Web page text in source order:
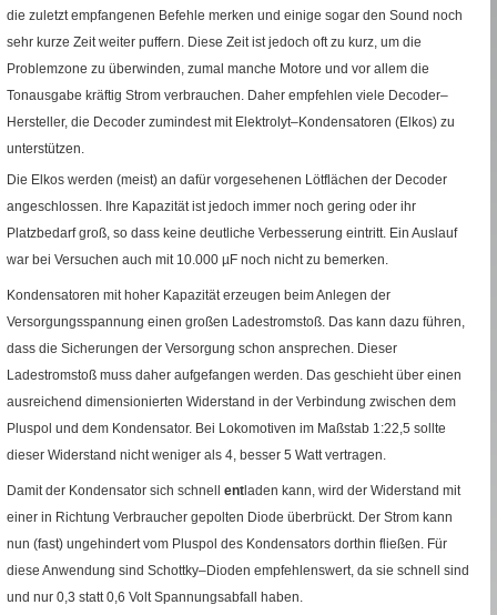
die zuletzt empfangenen Befehle merken und einige sogar den Sound noch
sehr kurze Zeit weiter puffern. Diese Zeit ist jedoch oft zu kurz, um die
Problemzone zu überwinden, zumal manche Motore und vor allem die
Tonausgabe kräftig Strom verbrauchen. Daher empfehlen viele Decoder–
Hersteller, die Decoder zumindest mit Elektrolyt–Kondensatoren (Elkos) zu
unterstützen.
Die Elkos werden (meist) an dafür vorgesehenen Lötflächen der Decoder
angeschlossen. Ihre Kapazität ist jedoch immer noch gering oder ihr
Platzbedarf groß, so dass keine deutliche Verbesserung eintritt. Ein Auslauf
war bei Versuchen auch mit 10.000 µF noch nicht zu bemerken.
Kondensatoren mit hoher Kapazität erzeugen beim Anlegen der
Versorgungsspannung einen großen Ladestromstoß. Das kann dazu führen,
dass die Sicherungen der Versorgung schon ansprechen. Dieser
Ladestromstoß muss daher aufgefangen werden. Das geschieht über einen
ausreichend dimensionierten Widerstand in der Verbindung zwischen dem
Pluspol und dem Kondensator. Bei Lokomotiven im Maßstab 1:22,5 sollte
dieser Widerstand nicht weniger als 4, besser 5 Watt vertragen.
Damit der Kondensator sich schnell ent laden kann, wird der Widerstand mit
einer in Richtung Verbraucher gepolten Diode überbrückt. Der Strom kann
nun (fast) ungehindert vom Pluspol des Kondensators dorthin fließen. Für
diese Anwendung sind Schottky–Dioden empfehlenswert, da sie schnell sind
und nur 0,3 statt 0,6 Volt Spannungsabfall haben.